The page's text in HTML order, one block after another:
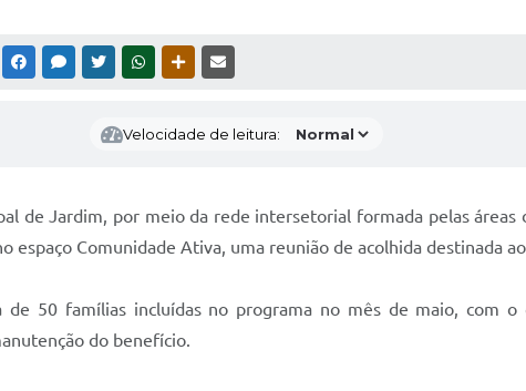
FACEBOOKMESSENGER
TWITTERWHATSAPPOUTRAS MÍDIAS
Velocidade de leitura:
de Jardim, por meio da rede intersetorial formada pelas áreas
espaço Comunidade Ativa, uma reunião de acolhida destinada
de 50 famílias incluídas no programa no mês de maio, com
do benefício.